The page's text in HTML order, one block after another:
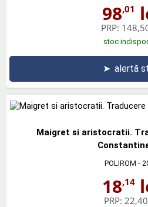
98,01
PRP:
stoc
➤ alertă
Maigret si aristocratii.
POLIROM -
18,14
PRP: